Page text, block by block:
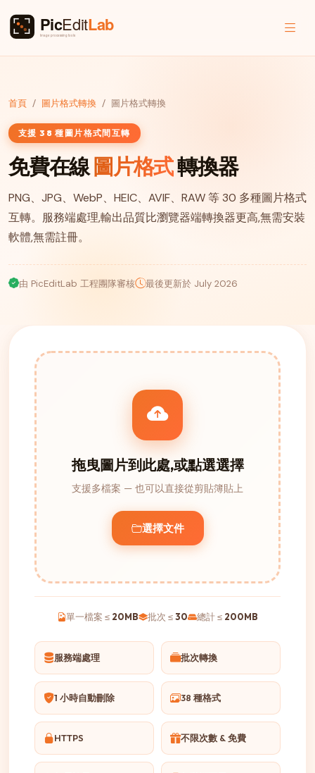
首頁 圖片格式轉換 圖片格式轉換
支援 38 種圖片格式間互轉
免費在線 圖片格式轉換器
PNG、JPG、WebP、HEIC、AVIF、RAW 等 30 多種圖片格式
互轉。服務端處理,輸出品質比瀏覽器端轉換器更高,無需安裝
軟體,無需註冊。
由 PicEditLab 工程團隊審核 最後更新於 July 2026
拖曳圖片到此處,或點選選擇
支援多檔案 — 也可以直接從剪貼簿貼上
選擇文件
單一檔案 ≤ 20MB 批次 ≤30 總計 ≤ 200MB
服務端處理 批次轉換
1 小時自動刪除 38 種格式
HTTPS 不限次數 & 免費